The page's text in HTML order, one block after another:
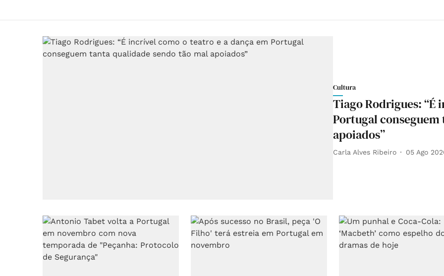
Cultura
Tiago Rodrigues: “É
Portugal
apoiados”
Carla Alves Ribeiro 05 Ago